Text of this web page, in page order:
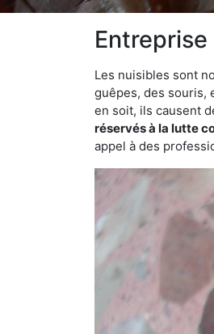
Les nuisibles sont
guêpes, des souris,
en soit, ils causent
réservés à la lutte
appel à des